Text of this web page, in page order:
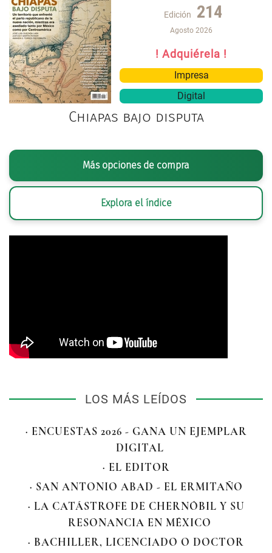
Edición 214
Agosto 2026
! Adquiérela !
Impresa
Digital
Chiapas bajo disputa
Más opciones de compra
Explora el índice
LOS MÁS LEÍDOS
· ENCUESTAS 2026 - GANA UN EJEMPLAR
DIGITAL
· EL EDITOR
· SAN ANTONIO ABAD - EL ERMITAÑO
· LA CATÁSTROFE DE CHERNÓBIL Y SU
RESONANCIA EN MÉXICO
· BACHILLER, LICENCIADO O DOCTOR